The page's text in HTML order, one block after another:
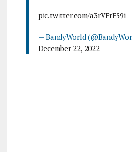
pic.twitter.com/a3rVFrF39i
— BandyWorld
December 22, 2022